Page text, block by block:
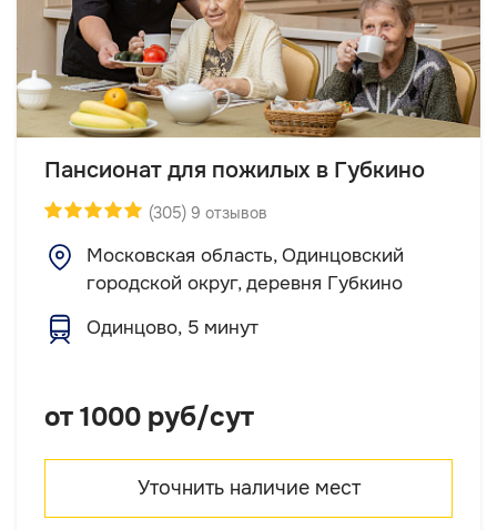
Пансионат для пожилых в Губкино
(305) 9 отзывов
Московская область, Одинцовский
городской округ, деревня Губкино
Одинцово, 5 минут
от 1000 руб/сут
Уточнить наличие мест